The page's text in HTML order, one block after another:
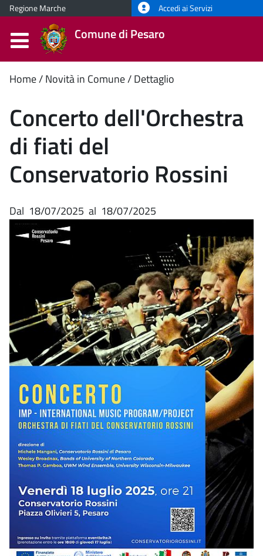
Regione Marche Accedi ai Servizi
Comune di Pesaro
Contenuto
principale
Home Novità in Comune Dettaglio
Concerto dell'Orchestra
di fiati del
Conservatorio Rossini
Dal 18/07/2025 al 18/07/2025